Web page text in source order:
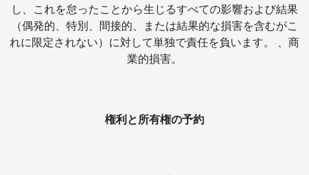
し、これを怠ったことから生じるすべての影響および結果
（偶発的、特別、間接的、または結果的な損害を含むがこ
れに限定されない）に対して単独で責任を負います。 、商
業的損害。
権利と所有権の予約